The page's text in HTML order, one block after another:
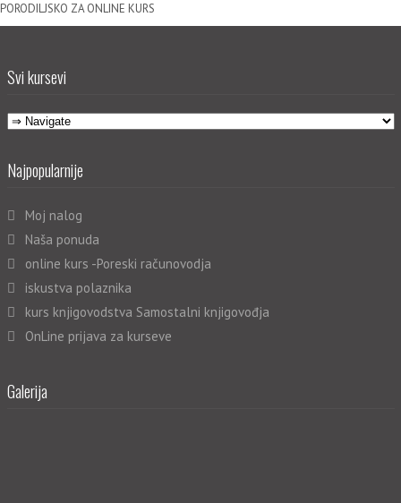
PORODILJSKO ZA ONLINE KURS
Svi kursevi
Najpopularnije
Moj nalog
Naša ponuda
online kurs -Poreski računovodja
iskustva polaznika
kurs knjigovodstva Samostalni knjigovođja
OnLine prijava za kurseve
Galerija